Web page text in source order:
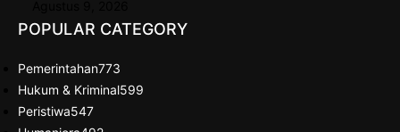
POPULAR CATEGORY
Pemerintahan773
Hukum & Kriminal599
Peristiwa547